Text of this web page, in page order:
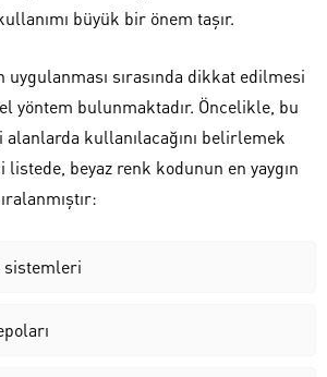
büyük bir önem taşır.
uygulanması sırasında dikkat edilmesi
yöntem bulunmaktadır. Öncelikle, bu
kullanılacağını belirlemek
listede, beyaz renk kodunun en yaygın
sistemleri